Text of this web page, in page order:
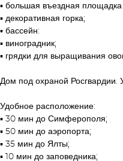
▪︎ большая въездная
▪︎ декоративная горка;
▪︎ бассейн:
▪︎ виноградник;
▪︎ грядки для выращивания
Дом под охраной Росгвардии.
Удобное расположение:
▪︎ 30 мин до Симферополя;
▪︎ 50 мин до аэропорта;
▪︎ 35 мин до Ялты;
▪︎ 10 мин до заповедника;